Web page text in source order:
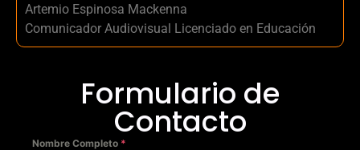
Artemio Espinosa Mackenna
Comunicador Audiovisual Licenciado en Educación
Formulario de
Contacto
Nombre Completo *